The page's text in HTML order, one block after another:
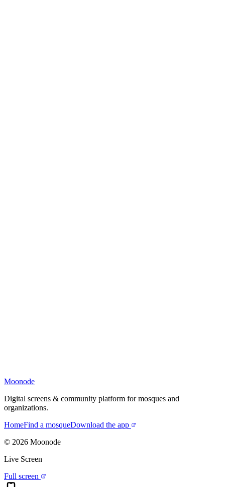
Moonode
Digital screens & community platform for mosques and
organizations.
HomeFind a mosqueDownload the app
© 2026 Moonode
Live Screen
Full screen